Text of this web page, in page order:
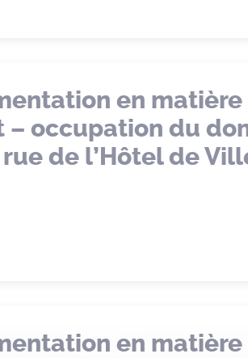
en
occupation du
de l’Hôtel de
en